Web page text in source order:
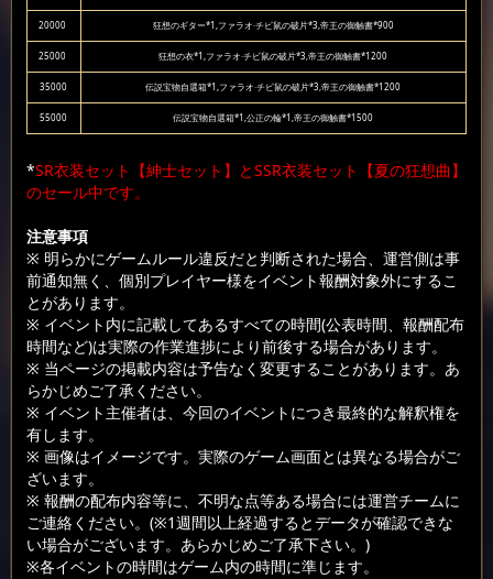
20000 狂想のギター*1,ファラオ·チビ鼠の破片*3,帝王の御触書*900
25000 狂想の衣*1,ファラオ·チビ鼠の破片*3,帝王の御触書*1200
35000 伝説宝物自選箱*1,ファラオ·チビ鼠の破片*3,帝王の御触書*1200
55000 伝説宝物自選箱*1,公正の輪*1,帝王の御触書*1500
*SR衣装セット【紳士セット】とSSR衣装セット【夏の狂想曲】
のセール中です。
注意事項
※ 明らかにゲームルール違反だと判断された場合、運営側は事
前通知無く、個別プレイヤー様をイベント報酬対象外にするこ
とがあります。
※ イベント内に記載してあるすべての時間(公表時間、報酬配布
時間など)は実際の作業進捗により前後する場合があります。
※ 当ページの掲載内容は予告なく変更することがあります。あ
らかじめご了承ください。
※ イベント主催者は、今回のイベントにつき最終的な解釈権を
有します。
※ 画像はイメージです。実際のゲーム画面とは異なる場合がご
ざいます。
※ 報酬の配布内容等に、不明な点等ある場合には運営チームに
ご連絡ください。(※1週間以上経過するとデータが確認できな
い場合がございます。あらかじめご了承下さい。)
※各イベントの時間はゲーム内の時間に準じます。